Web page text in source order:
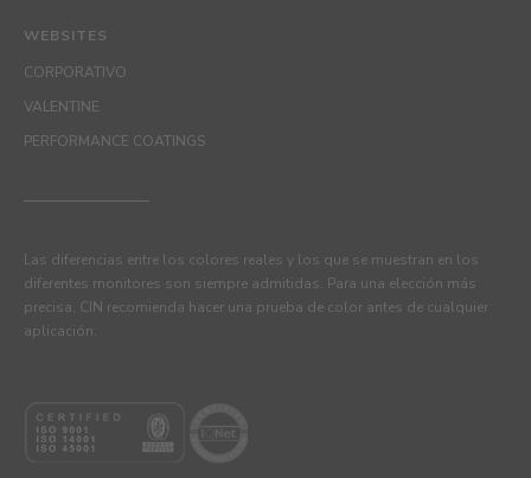
WEBSITES
CORPORATIVO
VALENTINE
PERFORMANCE COATINGS
Las diferencias entre los colores reales y los que se muestran en los
diferentes monitores son siempre admitidas. Para una elección más
precisa, CIN recomienda hacer una prueba de color antes de cualquier
aplicación.